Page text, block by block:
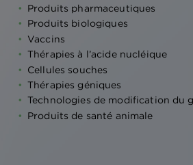
Produits pharmaceutiques
Produits biologiques
Vaccins
Thérapies à l’acide nucléique
Cellules souches
Thérapies géniques
Technologies de modification du
Produits de santé animale